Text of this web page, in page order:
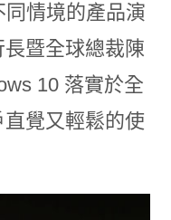
情境的產品演
暨全球總裁陳
10 落實於全
覺又輕鬆的使